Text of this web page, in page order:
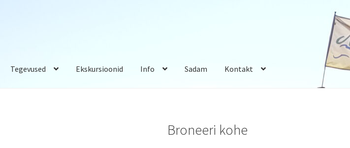
Tegevused Ekskursioonid Info Sadam Kontakt
Broneeri kohe